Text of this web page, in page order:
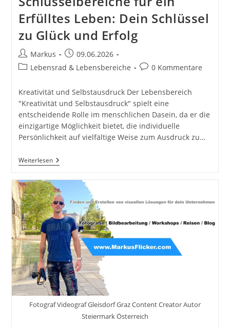
Erfülltes Leben: Dein Schlüssel
zu Glück und Erfolg
Beitrags-
Autor:
Markus
Beitrag
veröffentlicht:
09.06.2026
Beitrags-
Lebensrad & Lebensbereiche
Beitrags-
0 Kommentare
Kreativität und Selbstausdruck Der Lebensbereich
"Kreativität und Selbstausdruck" spielt eine
entscheidende Rolle im menschlichen Dasein, da er die
einzigartige Möglichkeit bietet, die individuelle
Persönlichkeit auf vielfältige Weise zum Ausdruck zu…
WeiterlesenKreativität
Und
Dein
Lebensrad
Drehen:
12
Schlüsselbereiche
Für
Ein
Erfülltes
Leben:
Dein
Schlüssel
Zu
Glück
Und
Erfolg
Fotograf Videograf Gleisdorf Graz Content Creator Autor
Steiermark Österreich